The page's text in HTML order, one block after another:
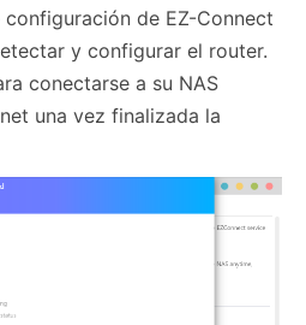
configuración de EZ-Connect
y configurar el router.
conectarse a su NAS
una vez finalizada la